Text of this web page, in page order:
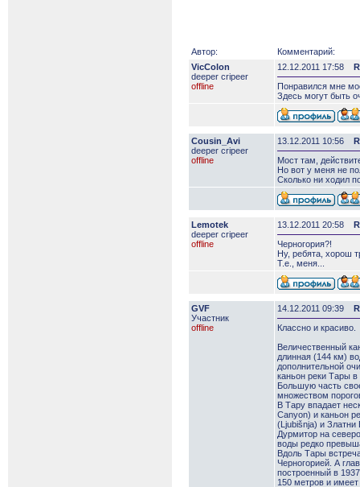
Автор:
Комментарий:
VicColon
deeper сripeer
offline
12.12.2011 17:58
Понравился мне
Здесь могут быть
Cousin_Avi
deeper сripeer
offline
13.12.2011 10:56
Мост там,
Но вот у меня не
Сколько ни ходил
Lemotek
deeper сripeer
offline
13.12.2011 20:58
Черногория?!
Ну, ребята, хорош
Т.е., меня...
GVF
Участник
offline
14.12.2011 09:39
Классно и красиво.
Величественный
длинная (144 км)
дополнительной
каньон реки Тары
Большую часть
множеством
В Тару впадает
Canyon) и каньон
(Ljubišnja) и Златни
Дурмитор на
воды редко
Вдоль Тары
Черногорией. А
построенный в
150 метров и